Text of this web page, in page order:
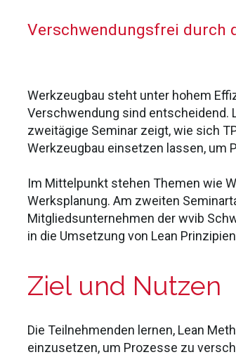
Verschwendungsfrei durch
Werkzeugbau steht unter hohem
Verschwendung sind entscheidend.
zweitägige Seminar zeigt, wie sich
Werkzeugbau einsetzen lassen, um
Im Mittelpunkt stehen Themen wie
Werksplanung. Am zweiten
Mitgliedsunternehmen der wvib
in die Umsetzung von Lean
Ziel und Nutzen
Die Teilnehmenden lernen, Lean
einzusetzen, um Prozesse zu